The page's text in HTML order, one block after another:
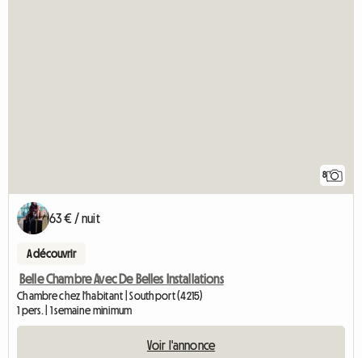
8
63 € / nuit
A découvrir
Belle Chambre Avec De Belles Installations
Chambre chez l'habitant | Southport (4215)
1 pers. | 1 semaine minimum
Voir l'annonce